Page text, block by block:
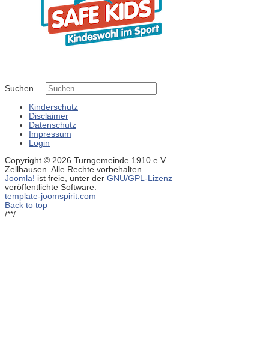
Suchen ...
Kinderschutz
Disclaimer
Datenschutz
Impressum
Login
Copyright © 2026 Turngemeinde 1910 e.V.
Zellhausen. Alle Rechte vorbehalten.
Joomla! ist freie, unter der GNU/GPL-Lizenz
veröffentlichte Software.
template-joomspirit.com
Back to top
/**/